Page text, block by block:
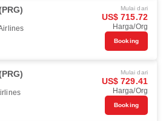
Mulai dari
US$ 715.72
Harga/Org
Booking
Mulai dari
US$ 729.41
Harga/Org
Booking